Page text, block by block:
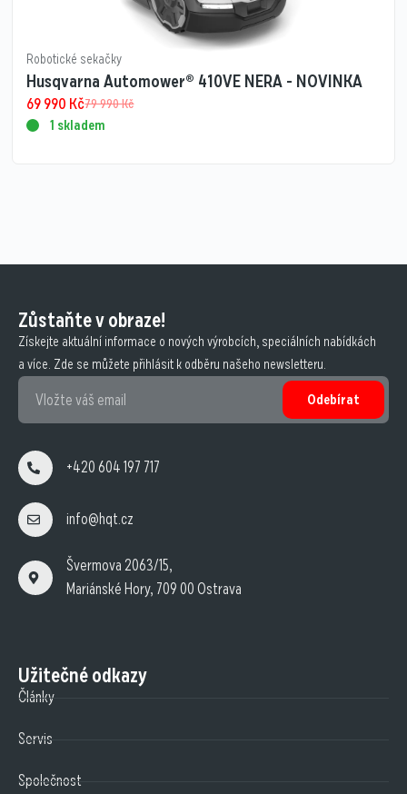
Robotické sekačky
Husqvarna Automower® 410VE NERA - NOVINKA
79 990Kč
69 990 Kč
1 skladem
Zůstaňte v obraze!
Získejte aktuální informace o nových výrobcích, speciálních nabídkách
a více. Zde se můžete přihlásit k odběru našeho newsletteru.
Odebírat
+420 604 197 717
info@hqt.cz
Švermova 2063/15,
Mariánské Hory, 709 00 Ostrava
Užitečné odkazy
Články
Servis
Společnost